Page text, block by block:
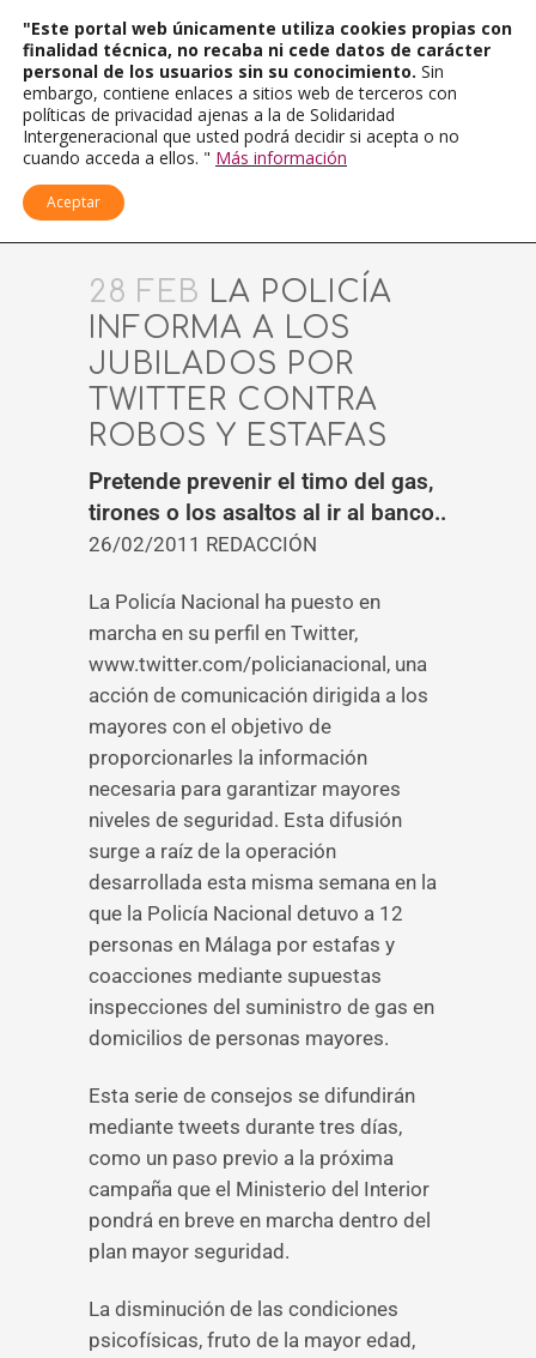
28 FEB LA POLICÍA
INFORMA A LOS
JUBILADOS POR
TWITTER CONTRA
ROBOS Y ESTAFAS
Pretende prevenir el timo del gas,
tirones o los asaltos al ir al banco..
26/02/2011 REDACCIÓN
La Policía Nacional ha puesto en
marcha en su perfil en Twitter,
www.twitter.com/policianacional, una
acción de comunicación dirigida a los
mayores con el objetivo de
proporcionarles la información
necesaria para garantizar mayores
niveles de seguridad. Esta difusión
surge a raíz de la operación
desarrollada esta misma semana en la
que la Policía Nacional detuvo a 12
personas en Málaga por estafas y
coacciones mediante supuestas
inspecciones del suministro de gas en
domicilios de personas mayores.
Esta serie de consejos se difundirán
mediante tweets durante tres días,
como un paso previo a la próxima
campaña que el Ministerio del Interior
pondrá en breve en marcha dentro del
plan mayor seguridad.
La disminución de las condiciones
psicofísicas, fruto de la mayor edad,
"Este portal web únicamente utiliza cookies propias con
finalidad técnica, no recaba ni cede datos de carácter
personal de los usuarios sin su conocimiento. Sin
embargo, contiene enlaces a sitios web de terceros con
políticas de privacidad ajenas a la de Solidaridad
Intergeneracional que usted podrá decidir si acepta o no
cuando acceda a ellos. " Más información
Aceptar